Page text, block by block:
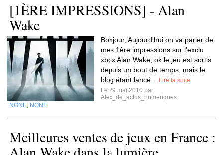
[1ÈRE IMPRESSIONS] - Alan
Wake
Bonjour, Aujourd'hui on va parler de
mes 1ère impressions sur l'exclu
xbox Alan Wake, ok le jeu est sortis
depuis un bout de temps, mais le
blog étant lancé...
Lire la suite
Le 29 mai 2010 par
Alex_de_actus_numeriques
NONE NONE
Meilleures ventes de jeux en France :